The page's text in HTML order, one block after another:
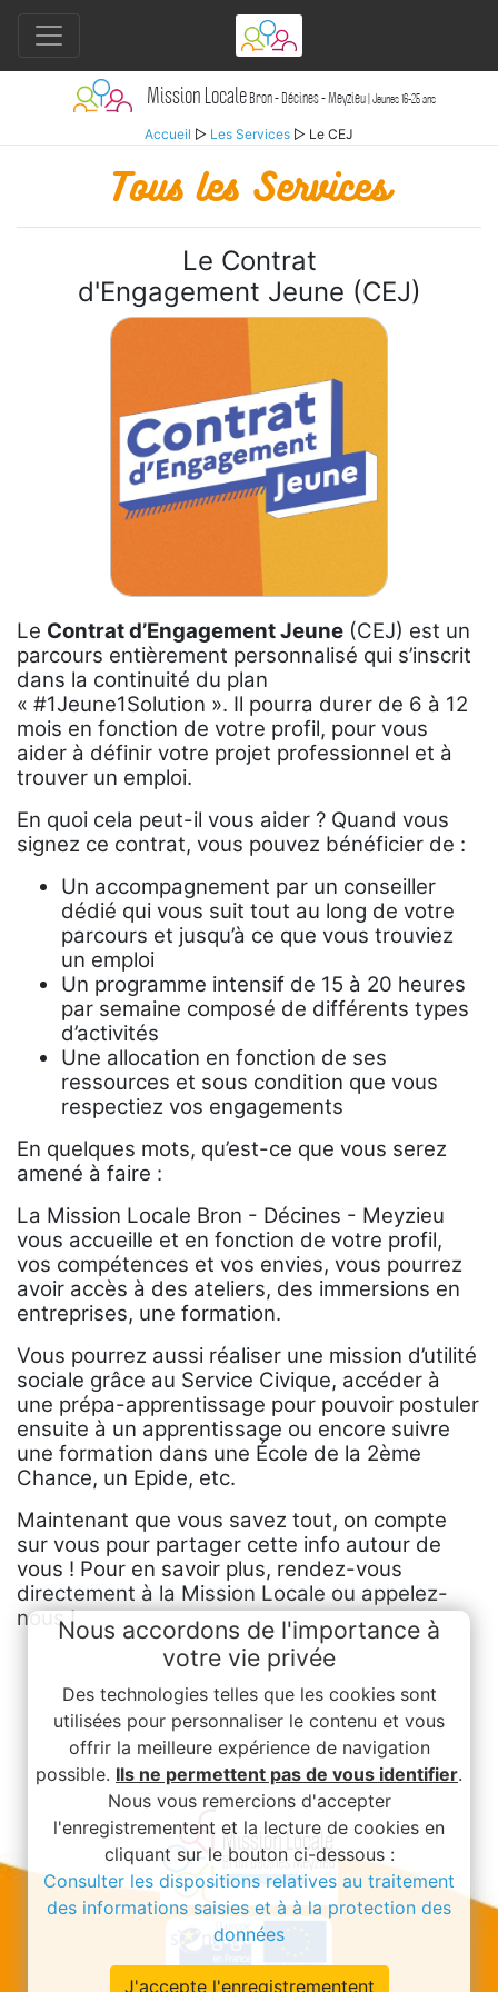
Nous accordons de l'importance à
votre vie privée
Des technologies telles que les cookies sont
utilisées pour personnaliser le contenu et vous
offrir la meilleure expérience de navigation
possible. Ils ne permettent pas de vous identifier.
Nous vous remercions d'accepter
l'enregistrementent et la lecture de cookies en
cliquant sur le bouton ci-dessous :
Consulter les dispositions relatives au traitement
des informations saisies et à à la protection des
données
J'accepte l'enregistrementent
Mission LocaleBron - Décines - Meyzieu| Jeunes 16-25 ans
Accueil ▷ Les Services ▷ Le CEJ
Tous les Services
Le Contrat
d'Engagement Jeune (CEJ)
Le Contrat d’Engagement Jeune (CEJ) est un
parcours entièrement personnalisé qui s’inscrit
dans la continuité du plan
« #1Jeune1Solution ». Il pourra durer de 6 à 12
mois en fonction de votre profil, pour vous
aider à définir votre projet professionnel et à
trouver un emploi.
En quoi cela peut-il vous aider ? Quand vous
signez ce contrat, vous pouvez bénéficier de :
Un accompagnement par un conseiller
dédié qui vous suit tout au long de votre
parcours et jusqu’à ce que vous trouviez
un emploi
Un programme intensif de 15 à 20 heures
par semaine composé de différents types
d’activités
Une allocation en fonction de ses
ressources et sous condition que vous
respectiez vos engagements
En quelques mots, qu’est-ce que vous serez
amené à faire :
La Mission Locale Bron - Décines - Meyzieu
vous accueille et en fonction de votre profil,
vos compétences et vos envies, vous pourrez
avoir accès à des ateliers, des immersions en
entreprises, une formation.
Vous pourrez aussi réaliser une mission d’utilité
sociale grâce au Service Civique, accéder à
une prépa-apprentissage pour pouvoir postuler
ensuite à un apprentissage ou encore suivre
une formation dans une École de la 2ème
Chance, un Epide, etc.
Maintenant que vous savez tout, on compte
sur vous pour partager cette info autour de
vous ! Pour en savoir plus, rendez-vous
directement à la Mission Locale ou appelez-
nous !